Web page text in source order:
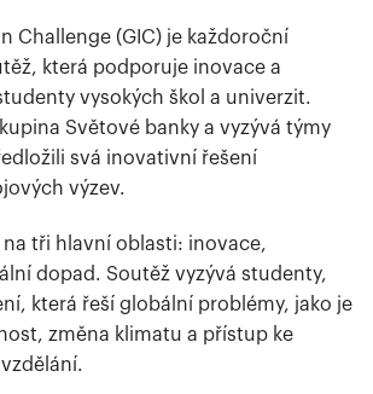
Challenge (GIC) je každoroční
která podporuje inovace a
vysokých škol a univerzit.
Světové banky a vyzývá týmy
svá inovativní řešení
výzev.
na tři hlavní oblasti: inovace,
dopad. Soutěž vyzývá studenty,
která řeší globální problémy, jako je
změna klimatu a přístup ke